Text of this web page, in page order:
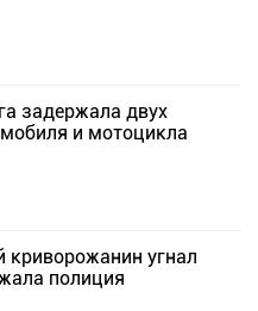
задержала двух
и мотоцикла
криворожанин угнал
полиция